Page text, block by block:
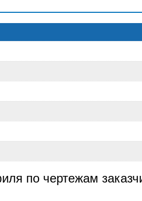
по чертежам